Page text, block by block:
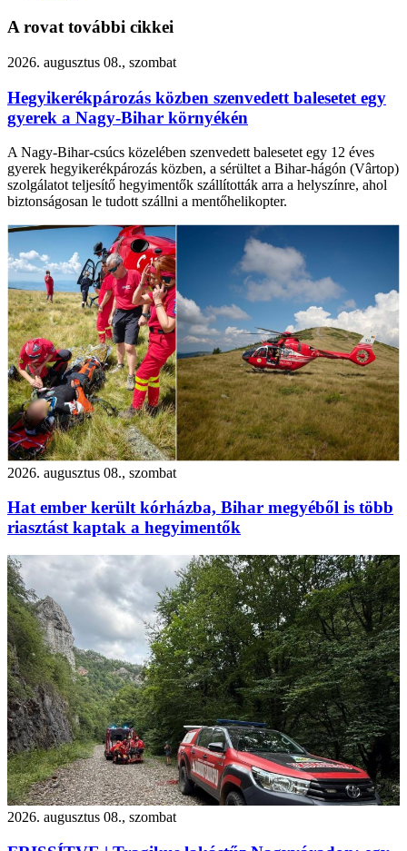
A rovat további cikkei
2026. augusztus 08., szombat
Hegyikerékpározás közben szenvedett balesetet egy
gyerek a Nagy-Bihar környékén
A Nagy-Bihar-csúcs közelében szenvedett balesetet egy 12 éves
gyerek hegyikerékpározás közben, a sérültet a Bihar-hágón (Vârtop)
szolgálatot teljesítő hegyimentők szállították arra a helyszínre, ahol
biztonságosan le tudott szállni a mentőhelikopter.
2026. augusztus 08., szombat
Hat ember került kórházba, Bihar megyéből is több
riasztást kaptak a hegyimentők
2026. augusztus 08., szombat